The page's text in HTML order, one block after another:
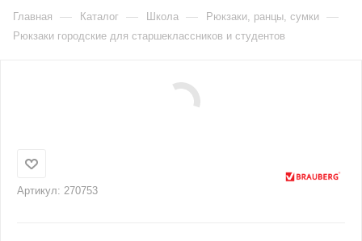
Главная — Каталог — Школа — Рюкзаки, ранцы, сумки —
Рюкзаки городские для старшеклассников и студентов
Артикул: 270753